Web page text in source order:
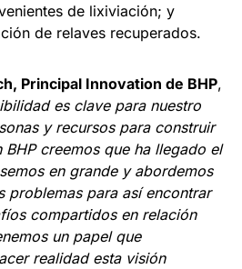
de lixiviación; y
de relaves recuperados.
Principal Innovation de BHP,
es clave para nuestro
y recursos para construir
BHP creemos que ha llegado el
en grande y abordemos
problemas para así encontrar
compartidos en relación
un papel que
realidad esta visión